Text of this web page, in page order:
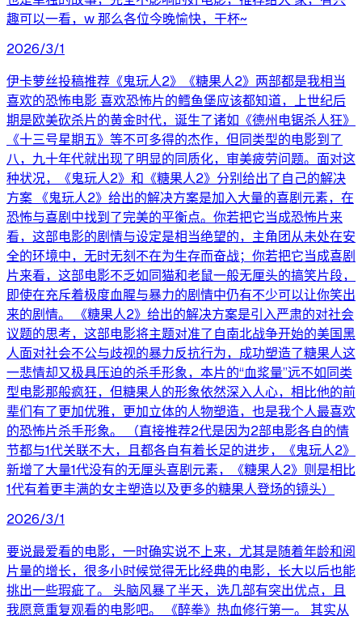
趣可以一看，w 那么各位今晚愉快，干杯~
2026/3/1
伊卡萝丝投稿推荐《鬼玩人2》《糖果人2》两部都是我相当
喜欢的恐怖电影 喜欢恐怖片的鳕鱼堡应该都知道，上世纪后
期是欧美砍杀片的黄金时代，诞生了诸如《德州电锯杀人狂》
《十三号星期五》等不可多得的杰作，但同类型的电影到了
八，九十年代就出现了明显的同质化，审美疲劳问题。面对这
种状况，《鬼玩人2》和《糖果人2》分别给出了自己的解决
方案 《鬼玩人2》给出的解决方案是加入大量的喜剧元素，在
恐怖与喜剧中找到了完美的平衡点。你若把它当成恐怖片来
看，这部电影的剧情与设定是相当绝望的，主角团从未处在安
全的环境中，无时无刻不在为生存而奋战；你若把它当成喜剧
片来看，这部电影不乏如同猫和老鼠一般无厘头的搞笑片段，
即使在充斥着极度血腥与暴力的剧情中仍有不少可以让你笑出
来的剧情。 《糖果人2》给出的解决方案是引入严肃的对社会
议题的思考，这部电影将主题对准了自南北战争开始的美国黑
人面对社会不公与歧视的暴力反抗行为，成功塑造了糖果人这
一悲情却又极具压迫的杀手形象，本片的“血浆量”远不如同类
型电影那般疯狂，但糖果人的形象依然深入人心，相比他的前
辈们有了更加优雅，更加立体的人物塑造，也是我个人最喜欢
的恐怖片杀手形象。 （直接推荐2代是因为2部电影各自的情
节都与1代关联不大，且都各自有着长足的进步，《鬼玩人2》
新增了大量1代没有的无厘头喜剧元素，《糖果人2》则是相比
1代有着更丰满的女主塑造以及更多的糖果人登场的镜头）
2026/3/1
要说最爱看的电影，一时确实说不上来，尤其是随着年龄和阅
片量的增长，很多小时候觉得无比经典的电影，长大以后也能
挑出一些瑕疵了。 头脑风暴了半天，选几部有突出优点，且
我愿意重复观看的电影吧。 《醉拳》热血修行第一。 其实从